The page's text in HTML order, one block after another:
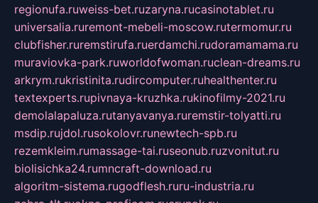
regionufa.ruweiss-bet.ruzaryna.rucasinotablet.ru
universalia.ruremont-mebeli-moscow.rutermomur.ru
clubfisher.ruremstirufa.ruerdamchi.rudoramamama.ru
muraviovka-park.ruworldofwoman.ruclean-dreams.ru
arkrym.rukristinita.rudircomputer.ruhealthenter.ru
textexperts.rupivnaya-kruzhka.rukinofilmy-2021.ru
demolalapaluza.rutanyavanya.ruremstir-tolyatti.ru
msdip.rujdol.rusokolovr.runewtech-spb.ru
rezemkleim.rumassage-tai.ruseonub.ruzvonitut.ru
biolisichka24.rumncraft-download.ru
algoritm-sistema.rugodflesh.ruru-industria.ru